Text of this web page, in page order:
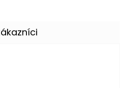
obchodu je 5 z 5 hvězdiček.